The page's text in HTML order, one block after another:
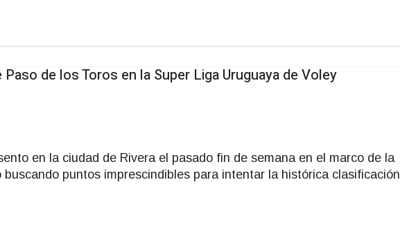
de los Toros en la Super Liga Uruguaya de Voley
en la ciudad de Rivera el pasado fin de semana en el marco de la
puntos imprescindibles para intentar la histórica clasificación